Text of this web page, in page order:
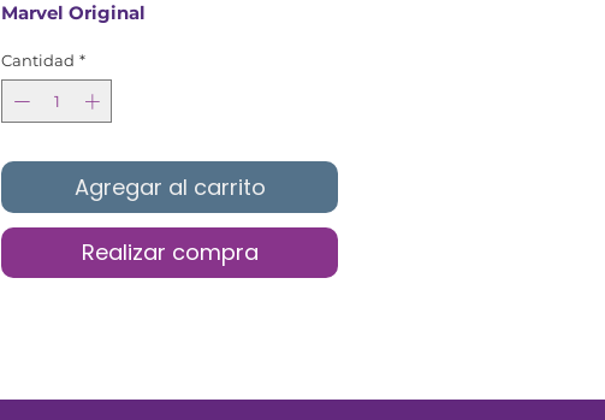
Marvel Original
Cantidad *
Agregar al carrito
Realizar compra